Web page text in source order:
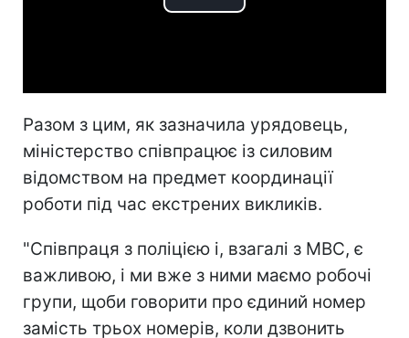
Play
Разом з цим, як зазначила урядовець,
міністерство співпрацює із силовим
відомством на предмет координації
роботи під час екстрених викликів.
"Співпраця з поліцією і, взагалі з МВС, є
важливою, і ми вже з ними маємо робочі
групи, щоби говорити про єдиний номер
замість трьох номерів, коли дзвонить